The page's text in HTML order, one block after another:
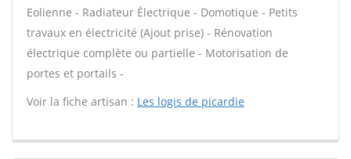
Eolienne - Radiateur Électrique - Domotique - Petits
travaux en électricité (Ajout prise) - Rénovation
électrique complète ou partielle - Motorisation de
portes et portails -
Voir la fiche artisan : Les logis de picardie